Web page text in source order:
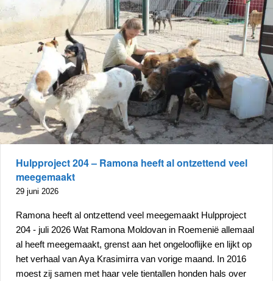
Hulpproject 204 – Ramona heeft al ontzettend veel
meegemaakt
29 juni 2026
Ramona heeft al ontzettend veel meegemaakt Hulpproject
204 - juli 2026 Wat Ramona Moldovan in Roemenië allemaal
al heeft meegemaakt, grenst aan het ongelooflijke en lijkt op
het verhaal van Aya Krasimirra van vorige maand. In 2016
moest zij samen met haar vele tientallen honden hals over